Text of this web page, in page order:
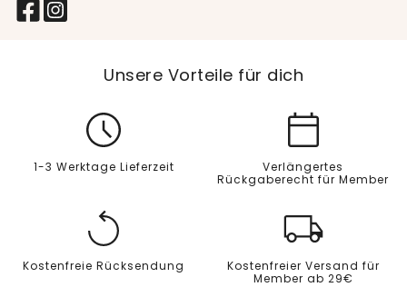
Unsere Vorteile für dich
1-3 Werktage Lieferzeit
Verlängertes
Rückgaberecht für Member
Kostenfreie Rücksendung
Kostenfreier Versand für
Member ab 29€